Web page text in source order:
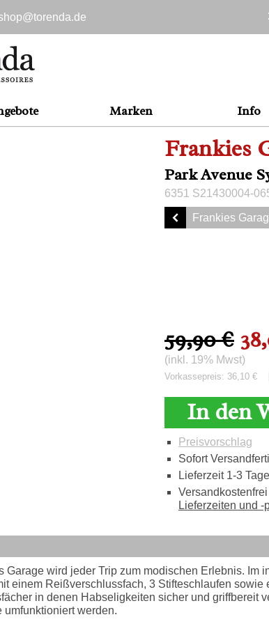
torenda.de
Marken Info
Frankies
Park Avenue
6351 S21430004-
Frankies
59,90 €
(inkl. 19% Mwst)
Vorkassepreis: 36,10 €
In den
Preisvorschlag
Sofort
Lieferzeit 1-3 Tage
Lieferzeiten und -
wird jeder Trip zum modischen Erlebnis. Im
einem Reißverschlussfach, 3 Stifteschlaufen sowie
in denen Habseligkeiten sicher und griffbereit
werden.